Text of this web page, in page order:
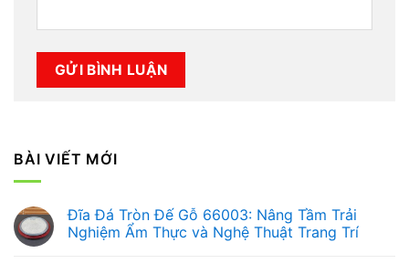
BÀI VIẾT MỚI
Đĩa Đá Tròn Đế Gỗ 66003: Nâng Tầm Trải
Nghiệm Ẩm Thực và Nghệ Thuật Trang Trí